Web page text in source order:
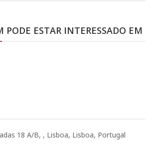
PODE ESTAR INTERESSADO EM
18 A/B, , Lisboa, Lisboa, Portugal